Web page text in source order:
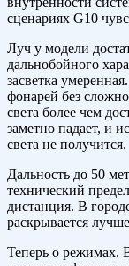
сценариях G10
Луч у модели
дальнобойного
засветка
фонарей без
света более чем
заметно падает, и
света не получится.
Дальность до 50
технический
дистанция. В
раскрывается
Теперь о режимах.